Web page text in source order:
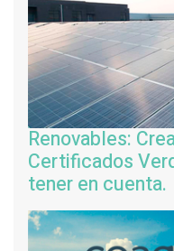
Renovables:
Certificados
tener en cuenta.